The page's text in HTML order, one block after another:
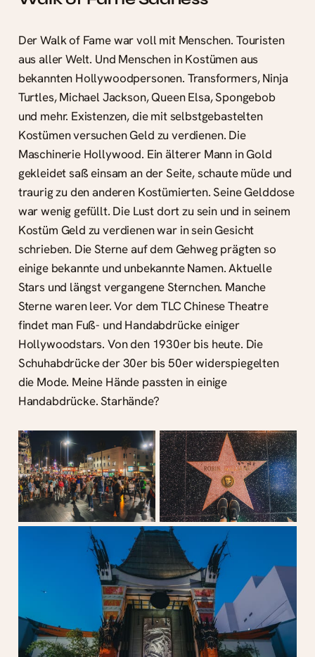
Der Walk of Fame war voll mit Menschen. Touristen
aus aller Welt. Und Menschen in Kostümen aus
bekannten Hollywoodpersonen. Transformers, Ninja
Turtles, Michael Jackson, Queen Elsa, Spongebob
und mehr. Existenzen, die mit selbstgebastelten
Kostümen versuchen Geld zu verdienen. Die
Maschinerie Hollywood. Ein älterer Mann in Gold
gekleidet saß einsam an der Seite, schaute müde und
traurig zu den anderen Kostümierten. Seine Gelddose
war wenig gefüllt. Die Lust dort zu sein und in seinem
Kostüm Geld zu verdienen war in sein Gesicht
schrieben. Die Sterne auf dem Gehweg prägten so
einige bekannte und unbekannte Namen. Aktuelle
Stars und längst vergangene Sternchen. Manche
Sterne waren leer. Vor dem TLC Chinese Theatre
findet man Fuß- und Handabdrücke einiger
Hollywoodstars. Von den 1930er bis heute. Die
Schuhabdrücke der 30er bis 50er widerspiegelten
die Mode. Meine Hände passten in einige
Handabdrücke. Starhände?